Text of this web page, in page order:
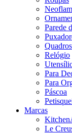
Neoflam
Parede
Quadros
Relógio
Para
Para
Páscoa
Marcas
Le